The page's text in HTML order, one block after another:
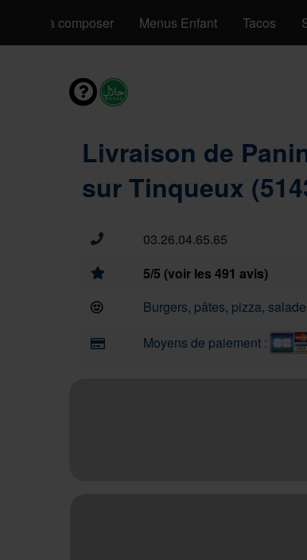
Pizzas à composer Menus Enfant Tacos
Livraison de
sur Tinqueux
03.26.04.65.65
5/5 (voir les 491 avis)
Burgers, pâtes, pizza,
Moyens de paiement :